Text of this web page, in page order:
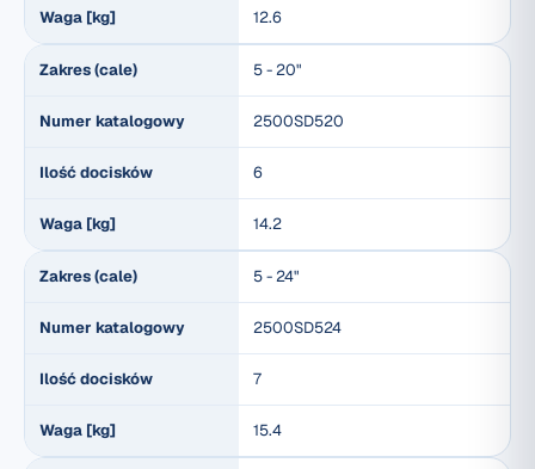
Waga [kg] 12.6
Zakres (cale) 5 - 20"
Numer katalogowy 2500SD520
Ilość docisków 6
Waga [kg] 14.2
Zakres (cale) 5 - 24"
Numer katalogowy 2500SD524
Ilość docisków 7
Waga [kg] 15.4